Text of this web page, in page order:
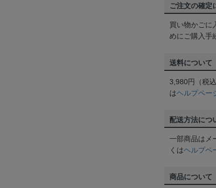
ご注文の確定
買い物かごに
めにご購入手
送料について
3,980円（税
はヘルプペー
配送方法につ
一部商品はメ
くはヘルプペ
商品について